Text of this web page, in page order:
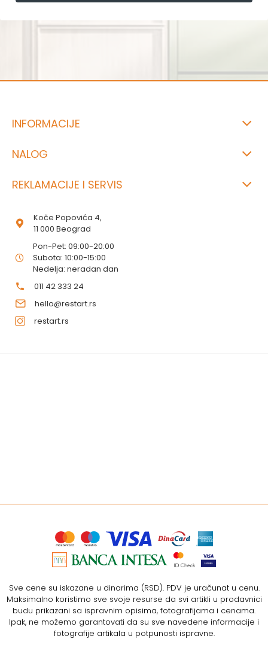
INFORMACIJE
NALOG
REKLAMACIJE I SERVIS
Koče Popovića 4,
11 000 Beograd
Pon-Pet: 09:00-20:00
Subota: 10:00-15:00
Nedelja: neradan dan
011 42 333 24
hello@restart.rs
restart.rs
Sve cene su iskazane u dinarima (RSD). PDV je uračunat u cenu.
Maksimalno koristimo sve svoje resurse da svi artikli u prodavnici
budu prikazani sa ispravnim opisima, fotografijama i cenama.
Ipak, ne možemo garantovati da su sve navedene informacije i
fotografije artikala u potpunosti ispravne.